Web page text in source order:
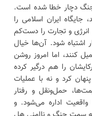
جنگ دچار خطا شده است.
ایران اسلامی را
و تجارت را دست‌کم
اشتباه شود. آن‌ها خیال
کنند، اما امروز روشن
را هم درگیر کرده
کرد و نه با عملیات
حمل‌ونقل و رفتار
واقعیت اداره می‌شود. و